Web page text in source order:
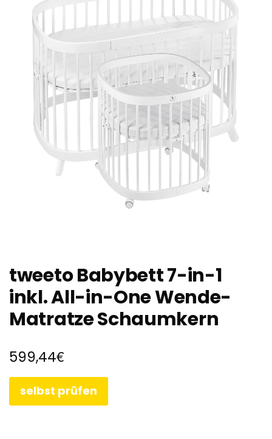
tweeto Babybett 7-in-1
inkl. All-in-One Wende-
Matratze Schaumkern
599,44€
selbst prüfen